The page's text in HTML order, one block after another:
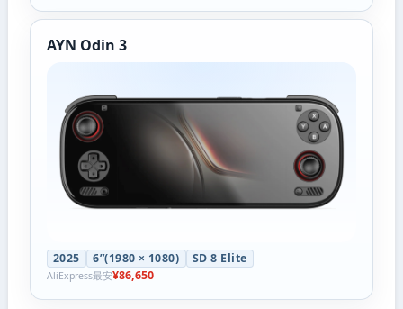
AYN Odin 3
2025 6”(1980 × 1080) SD 8 Elite
AliExpress最安¥86,650